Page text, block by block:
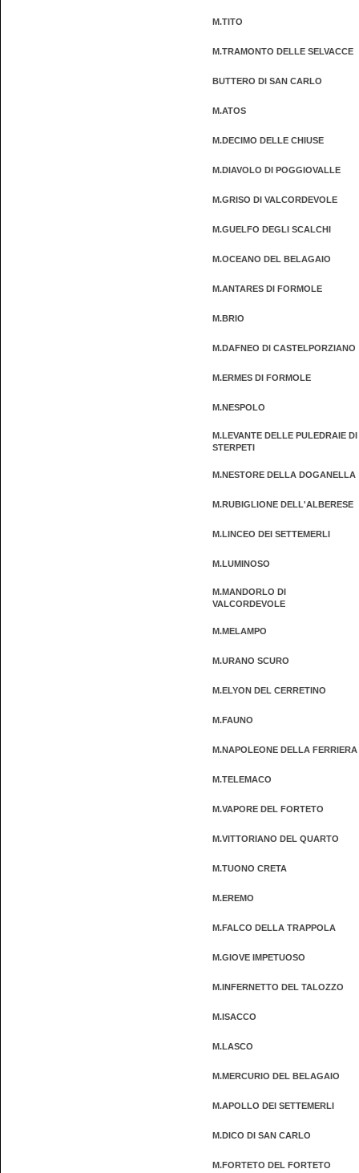
M.TITO
M.TRAMONTO DELLE SELVACCE
BUTTERO DI SAN CARLO
M.ATOS
M.DECIMO DELLE CHIUSE
M.DIAVOLO DI POGGIOVALLE
M.GRISO DI VALCORDEVOLE
M.GUELFO DEGLI SCALCHI
M.OCEANO DEL BELAGAIO
M.ANTARES DI FORMOLE
M.BRIO
M.DAFNEO DI CASTELPORZIANO
M.ERMES DI FORMOLE
M.NESPOLO
M.LEVANTE DELLE PULEDRAIE DI
STERPETI
M.NESTORE DELLA DOGANELLA
M.RUBIGLIONE DELL'ALBERESE
M.LINCEO DEI SETTEMERLI
M.LUMINOSO
M.MANDORLO DI
VALCORDEVOLE
M.MELAMPO
M.URANO SCURO
M.ELYON DEL CERRETINO
M.FAUNO
M.NAPOLEONE DELLA FERRIERA
M.TELEMACO
M.VAPORE DEL FORTETO
M.VITTORIANO DEL QUARTO
M.TUONO CRETA
M.EREMO
M.FALCO DELLA TRAPPOLA
M.GIOVE IMPETUOSO
M.INFERNETTO DEL TALOZZO
M.ISACCO
M.LASCO
M.MERCURIO DEL BELAGAIO
M.APOLLO DEI SETTEMERLI
M.DICO DI SAN CARLO
M.FORTETO DEL FORTETO